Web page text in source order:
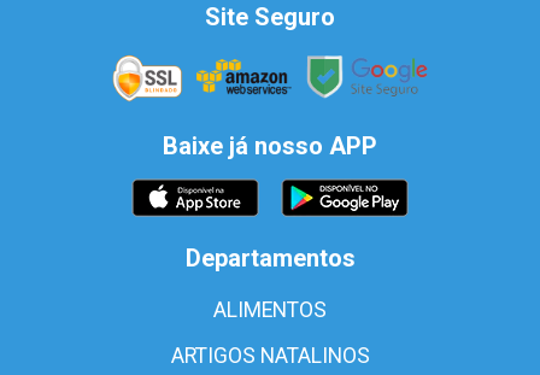
Site Seguro
Baixe já nosso APP
Departamentos
ALIMENTOS
ARTIGOS NATALINOS